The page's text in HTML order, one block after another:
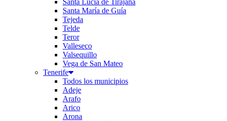
Santa María de Guía
Tejeda
Telde
Teror
Valleseco
Valsequillo
Vega de San Mateo
Tenerife
Todos los municipios
Adeje
Arafo
Arico
Arona